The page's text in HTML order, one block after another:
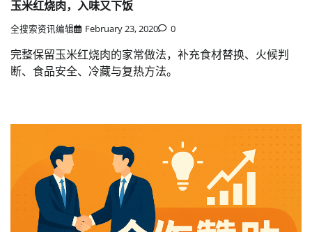
玉米红烧肉，入味又下饭
全搜索资讯编辑 February 23, 2020 0
完整保留玉米红烧肉的家常做法，补充食材替换、火候判
断、食品安全、冷藏与复热方法。